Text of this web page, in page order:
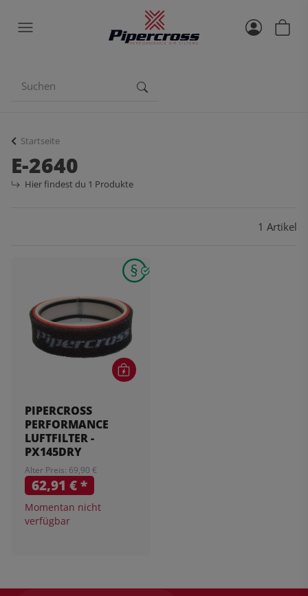
Startseite
E-2640
Hier findest du 1 Produkte
1 Artikel
PIPERCROSS
PERFORMANCE
LUFTFILTER -
PX145DRY
Alter Preis: 69,90 €
62,91 €*
Momentan nicht
verfügbar